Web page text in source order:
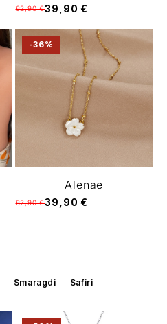
62,90 €39,90 €
-36%
Alenae
62,90 €39,90 €
Smaragdi Safiri